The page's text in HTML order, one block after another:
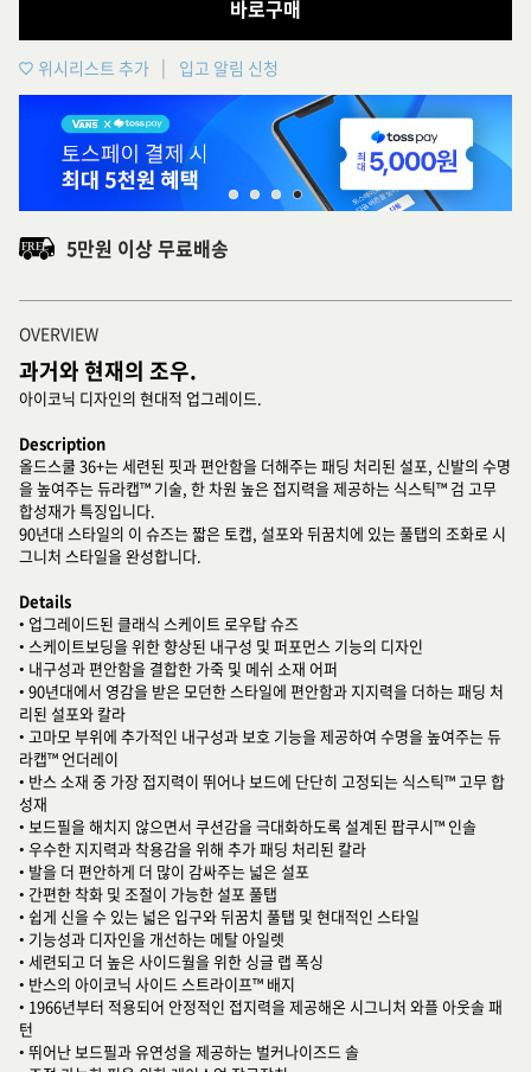
바로구매
위시리스트 추가 입고 알림 신청
5만원 이상 무료배송
OVERVIEW
과거와 현재의 조우.
아이코닉 디자인의 현대적 업그레이드.
Description
올드스쿨 36+는 세련된 핏과 편안함을 더해주는 패딩 처리된 설포, 신발의 수명
을 높여주는 듀라캡™ 기술, 한 차원 높은 접지력을 제공하는 식스틱™ 검 고무
합성재가 특징입니다.
90년대 스타일의 이 슈즈는 짧은 토캡, 설포와 뒤꿈치에 있는 풀탭의 조화로 시
그니처 스타일을 완성합니다.
Details
• 업그레이드된 클래식 스케이트 로우탑 슈즈
• 스케이트보딩을 위한 향상된 내구성 및 퍼포먼스 기능의 디자인
• 내구성과 편안함을 결합한 가죽 및 메쉬 소재 어퍼
• 90년대에서 영감을 받은 모던한 스타일에 편안함과 지지력을 더하는 패딩 처
리된 설포와 칼라
• 고마모 부위에 추가적인 내구성과 보호 기능을 제공하여 수명을 높여주는 듀
라캡™ 언더레이
• 반스 소재 중 가장 접지력이 뛰어나 보드에 단단히 고정되는 식스틱™ 고무 합
성재
• 보드필을 해치지 않으면서 쿠션감을 극대화하도록 설계된 팝쿠시™ 인솔
• 우수한 지지력과 착용감을 위해 추가 패딩 처리된 칼라
• 발을 더 편안하게 더 많이 감싸주는 넓은 설포
• 간편한 착화 및 조절이 가능한 설포 풀탭
• 쉽게 신을 수 있는 넓은 입구와 뒤꿈치 풀탭 및 현대적인 스타일
• 기능성과 디자인을 개선하는 메탈 아일렛
• 세련되고 더 높은 사이드월을 위한 싱글 랩 폭싱
• 반스의 아이코닉 사이드 스트라이프™ 배지
• 1966년부터 적용되어 안정적인 접지력을 제공해온 시그니처 와플 아웃솔 패
턴
• 뛰어난 보드필과 유연성을 제공하는 벌커나이즈드 솔